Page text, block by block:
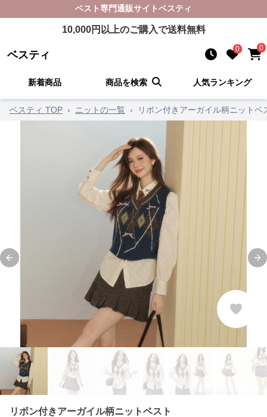
ベスト専門通販サイトベスティ
10,000円以上のご購入で送料無料
ベスティ 0 0
新着商品 商品を検索 人気ランキング
ベスティ TOP › ニットの一覧 › リボン付きアーガイル柄ニットベ
Previous slide
リボン付きアーガイル柄ニットベスト